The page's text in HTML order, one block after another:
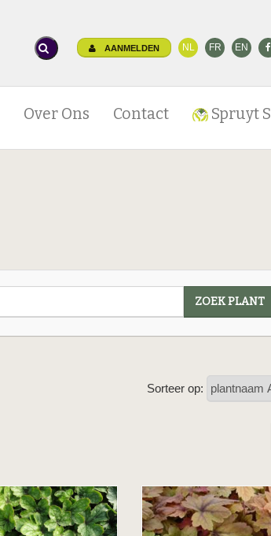
AANMELDEN NL FR EN
Over Ons Contact Spruyt
ZOEK PLANT
Sorteer op: